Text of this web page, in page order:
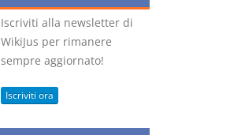
Iscriviti alla newsletter di
WikiJus per rimanere
sempre aggiornato!
Iscriviti ora